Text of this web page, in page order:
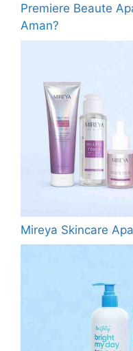
Premiere Beaute
Aman?
Mireya Skincare